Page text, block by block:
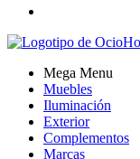
Mega Menu
Muebles
Iluminación
Exterior
Complementos
Marcas